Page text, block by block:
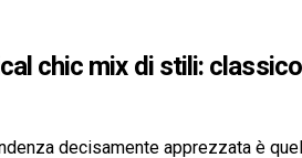
chic mix di stili:
decisamente apprezzata è